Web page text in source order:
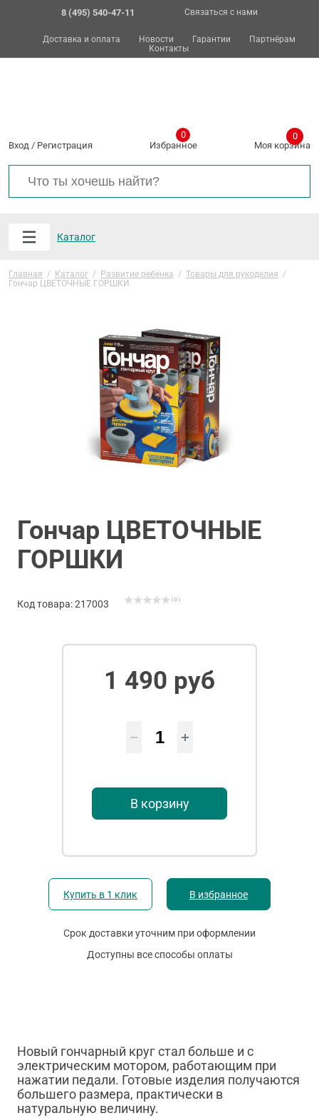
8 (495) 540-47-11 Связаться с нами
Доставка и оплата Новости Гарантии
Партнёрам
Контакты
Вход / Регистрация Избранное
0
Моя корзина
0
Каталог
Главная / Каталог / Развитие ребенка / Товары для рукоделия /
Гончар ЦВЕТОЧНЫЕ ГОРШКИ
Гончар ЦВЕТОЧНЫЕ
ГОРШКИ
Код товара: 217003 ( 0 )
1 490 руб
В корзину
Купить в 1 клик В избранное
Срок доставки уточним при оформлении
Доступны все способы оплаты
Новый гончарный круг стал больше и с
электрическим мотором, работающим при
нажатии педали. Готовые изделия получаются
большего размера, практически в
натуральную величину.